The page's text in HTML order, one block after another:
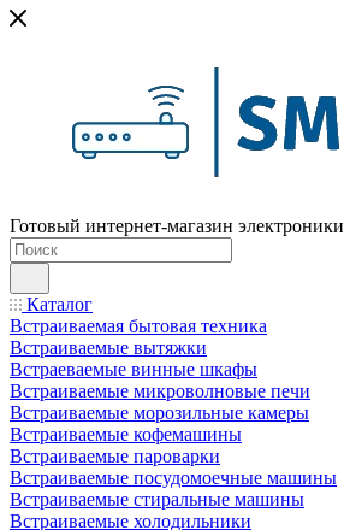
Готовый интернет-магазин электроники
Каталог
Встраиваемая бытовая техника
Встраиваемые вытяжки
Встраеваемые винные шкафы
Встраиваемые микроволновые печи
Встраиваемые морозильные камеры
Встраиваемые кофемашины
Встраиваемые пароварки
Встраиваемые посудомоечные машины
Встраиваемые стиральные машины
Встраиваемые холодильники